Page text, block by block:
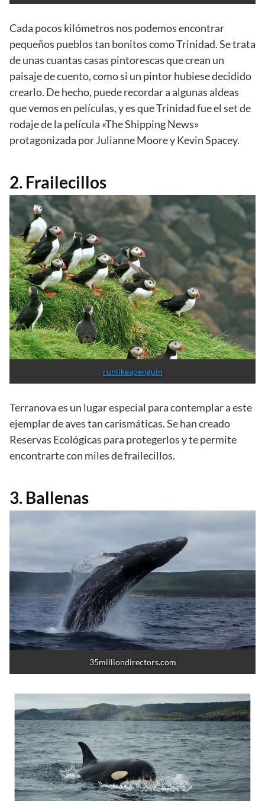
Cada pocos kilómetros nos podemos encontrar
pequeños pueblos tan bonitos como Trinidad. Se trata
de unas cuantas casas pintorescas que crean un
paisaje de cuento, como si un pintor hubiese decidido
crearlo. De hecho, puede recordar a algunas aldeas
que vemos en películas, y es que Trinidad fue el set de
rodaje de la película «The Shipping News»
protagonizada por Julianne Moore y Kevin Spacey.
2. Frailecillos
runlikeapenguin
Terranova es un lugar especial para contemplar a este
ejemplar de aves tan carismáticas. Se han creado
Reservas Ecológicas para protegerlos y te permite
encontrarte con miles de frailecillos.
3. Ballenas
35milliondirectors.com